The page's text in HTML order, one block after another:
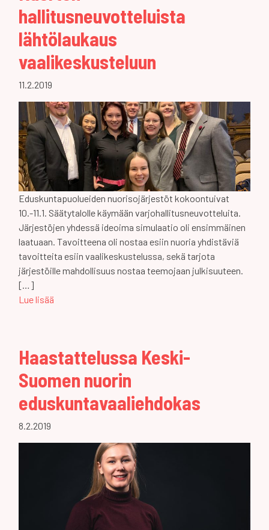
hallitusneuvotteluista
lähtölaukaus
vaalikeskusteluun
11.2.2019
Eduskuntapuolueiden nuorisojärjestöt kokoontuivat
10.-11.1. Säätytalolle käymään varjohallitusneuvotteluita.
Järjestöjen yhdessä ideoima simulaatio oli ensimmäinen
laatuaan. Tavoitteena oli nostaa esiin nuoria yhdistäviä
tavoitteita esiin vaalikeskustelussa, sekä tarjota
järjestöille mahdollisuus nostaa teemojaan julkisuuteen.
[…]
Lue lisää
Haastattelussa Keski-
Suomen nuorin
eduskuntavaaliehdokas
8.2.2019